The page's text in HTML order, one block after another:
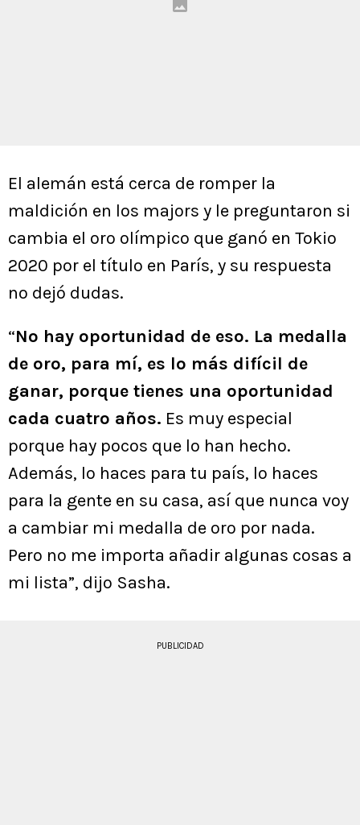
El alemán está cerca de romper la
maldición en los majors y le preguntaron si
cambia el oro olímpico que ganó en Tokio
2020 por el título en París, y su respuesta
no dejó dudas.
“No hay oportunidad de eso. La medalla
de oro, para mí, es lo más difícil de
ganar, porque tienes una oportunidad
cada cuatro años. Es muy especial
porque hay pocos que lo han hecho.
Además, lo haces para tu país, lo haces
para la gente en su casa, así que nunca voy
a cambiar mi medalla de oro por nada.
Pero no me importa añadir algunas cosas a
mi lista”, dijo Sasha.
PUBLICIDAD